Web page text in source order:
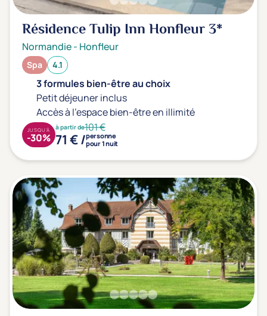
Résidence Tulip Inn Honfleur3*
Normandie- Honfleur
Spa 4.1
3 formules bien-être au choix
Petit déjeuner inclus
Accès à l'espace bien-être en illimité
à partir de101 €
71 € /personne
pour 1 nuit
JUSQU'À
-30%